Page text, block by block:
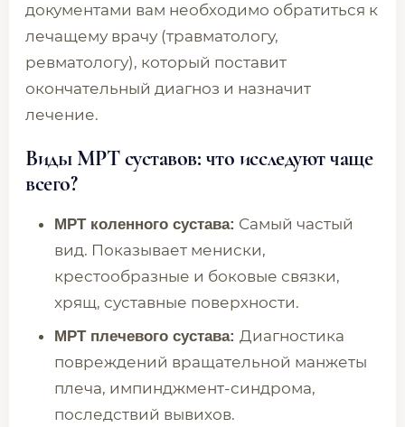
документами вам необходимо обратиться к
лечащему врачу (травматологу,
ревматологу), который поставит
окончательный диагноз и назначит
лечение.
Виды МРТ суставов: что исследуют чаще
всего?
МРТ коленного сустава: Самый частый
вид. Показывает мениски,
крестообразные и боковые связки,
хрящ, суставные поверхности.
МРТ плечевого сустава: Диагностика
повреждений вращательной манжеты
плеча, импинджмент-синдрома,
последствий вывихов.